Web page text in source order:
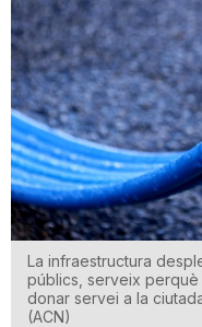
La infraestructura
públics, serveix
donar servei a la
(ACN)